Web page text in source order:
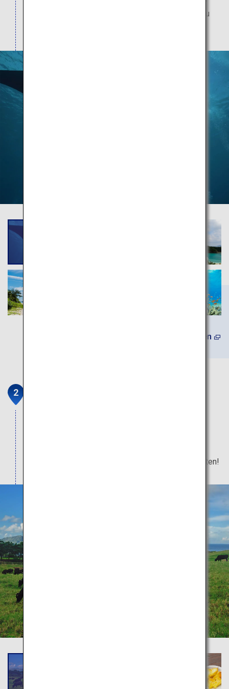
atemberaubenden Anblick der Inseln im türkisblau
Mehr erfahren
lokalen Sake der Insel, sollten Sie unbedingt kosten!